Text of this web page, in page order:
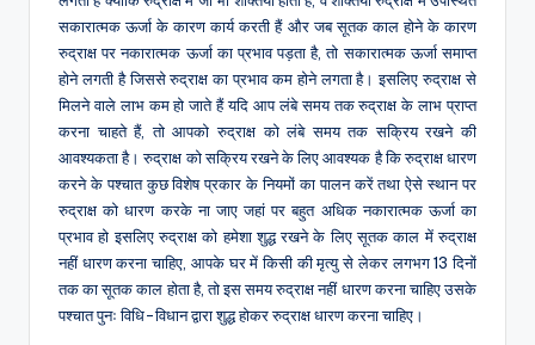
सकारात्मक ऊर्जा के कारण कार्य करती हैं और जब सूतक काल होने के कारण
रुद्राक्ष पर नकारात्मक ऊर्जा का प्रभाव पड़ता है, तो सकारात्मक ऊर्जा समाप्त
होने लगती है जिससे रुद्राक्ष का प्रभाव कम होने लगता है। इसलिए रुद्राक्ष से
मिलने वाले लाभ कम हो जाते हैं यदि आप लंबे समय तक रुद्राक्ष के लाभ प्राप्त
करना चाहते हैं, तो आपको रुद्राक्ष को लंबे समय तक सक्रिय रखने की
आवश्यकता है। रुद्राक्ष को सक्रिय रखने के लिए आवश्यक है कि रुद्राक्ष धारण
करने के पश्चात कुछ विशेष प्रकार के नियमों का पालन करें तथा ऐसे स्थान पर
रुद्राक्ष को धारण करके ना जाए जहां पर बहुत अधिक नकारात्मक ऊर्जा का
प्रभाव हो इसलिए रुद्राक्ष को हमेशा शुद्ध रखने के लिए सूतक काल में रुद्राक्ष
नहीं धारण करना चाहिए, आपके घर में किसी की मृत्यु से लेकर लगभग 13 दिनों
तक का सूतक काल होता है, तो इस समय रुद्राक्ष नहीं धारण करना चाहिए उसके
पश्चात पुनः विधि-विधान द्वारा शुद्ध होकर रुद्राक्ष धारण करना चाहिए।